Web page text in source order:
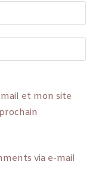
et mon site
via e-mail